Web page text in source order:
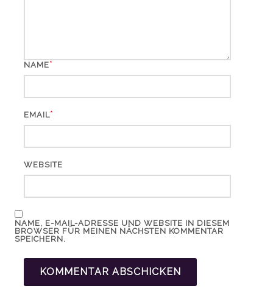
NAME*
EMAIL*
WEBSITE
NAME, E-MAIL-ADRESSE UND WEBSITE IN DIESEM
BROWSER FÜR MEINEN NÄCHSTEN KOMMENTAR
SPEICHERN.